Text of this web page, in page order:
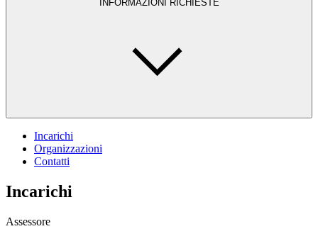
INFORMAZIONI RICHIESTE
Incarichi
Organizzazioni
Contatti
Incarichi
Assessore